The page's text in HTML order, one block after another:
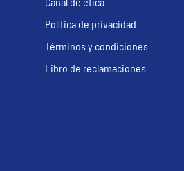
Política de privacidad
Términos y condiciones
Libro de reclamaciones